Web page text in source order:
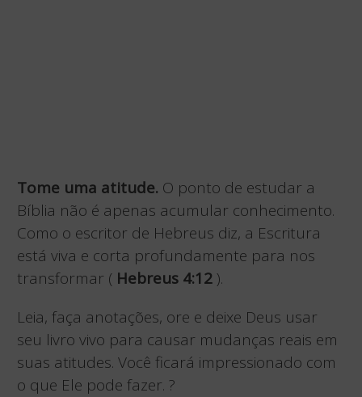
Tome uma atitude. O ponto de estudar a
Bíblia não é apenas acumular conhecimento.
Como o escritor de Hebreus diz, a Escritura
está viva e corta profundamente para nos
transformar ( Hebreus 4:12).
Leia, faça anotações, ore e deixe Deus usar
seu livro vivo para causar mudanças reais em
suas atitudes. Você ficará impressionado com
o que Ele pode fazer. ?